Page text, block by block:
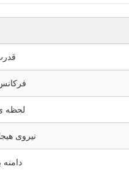
لحظه
نیروی
دامنه